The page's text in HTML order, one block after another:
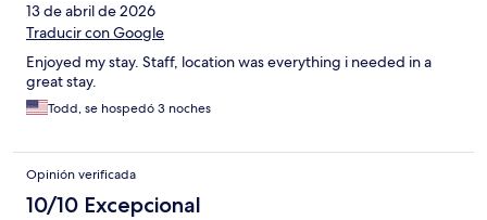
13 de abril de 2026
Traducir con Google
Enjoyed my stay. Staff, location was everything i needed in a
great stay.
Todd, se hospedó 3 noches
Opinión verificada
10/10 Excepcional